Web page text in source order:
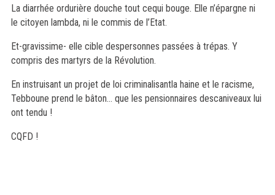
La diarrhée ordurière douche tout cequi bouge. Elle n’épargne ni
le citoyen lambda, ni le commis de l’Etat.
Et-gravissime- elle cible despersonnes passées à trépas. Y
compris des martyrs de la Révolution.
En instruisant un projet de loi criminalisantla haine et le racisme,
Tebboune prend le bâton… que les pensionnaires descaniveaux lui
ont tendu !
CQFD !